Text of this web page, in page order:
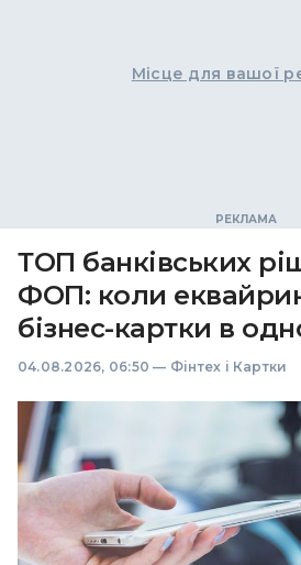
Місце для вашої
ТОП банківських
ФОП: коли
бізнес-картки в
04.08.2026, 06:50 — Фінтех і Картки